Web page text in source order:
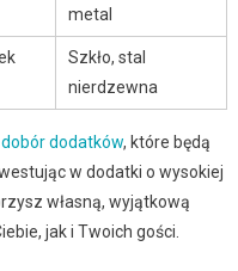
metal
Szkło, stal
nierdzewna
dobór dodatków, które będą
w dodatki o wysokiej
własną, wyjątkową
jak i Twoich gości.